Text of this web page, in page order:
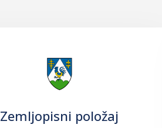
Zemljopisni položaj